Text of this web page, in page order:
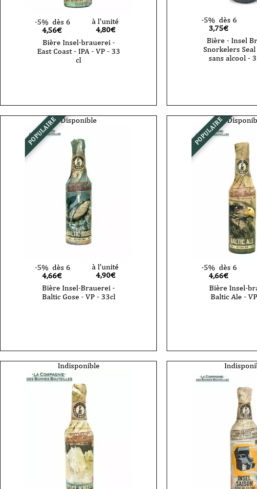
-5% dès 6
4,56€
à l'unité
4,80€
Bière Insel-brauerei -
East Coast - IPA - VP - 33
cl
brauerei
Coast
-
IPA
VP
-5% dès 6
3,75€
Bière - Insel
Snorkelers Seal
sans alcool -
-
Snorkelers
Seal
Salt
IPA
POPULAIRE Disponible
-5% dès 6
4,66€
à l'unité
4,90€
Bière Insel-Brauerei -
Baltic Gose - VP - 33cl
-
Gose
VP
POPULAIRE
-5% dès 6
4,66€
Bière Insel-
Baltic Ale -
-
Ale
VP
Indisponible